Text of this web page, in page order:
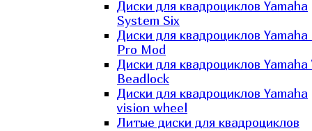
Диски для квадроциклов Yamaha
System Six
Диски для квадроциклов Yamaha
Pro Mod
Диски для квадроциклов Yamaha
Beadlock
Диски для квадроциклов Yamaha
vision wheel
Литые диски для квадроциклов